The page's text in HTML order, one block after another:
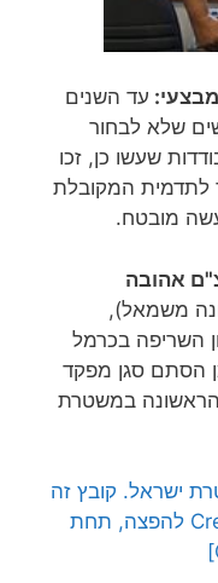
עד השנים
שלא לבחור
שעשו כן, זכו
לתדמית המקובלת
מובטח.
אהובה
משמאל),
בכרמל
מן הסתם סגן מפקד
במשטרת
ישראל. קובץ זה
הוא בעל רישיון Creative Commons להפצה, תחת